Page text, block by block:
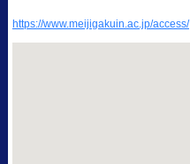
https://www.meijigakuin.ac.jp/access/